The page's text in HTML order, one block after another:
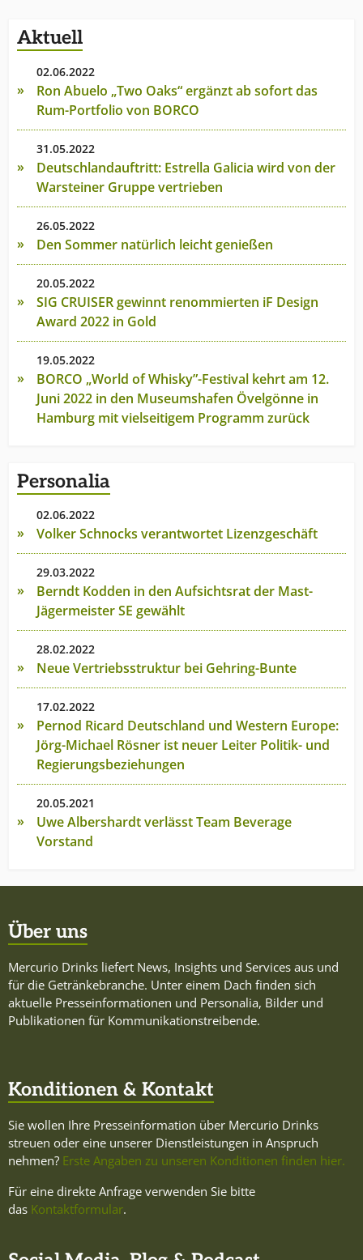
Aktuell
02.06.2022
Ron Abuelo „Two Oaks“ ergänzt ab sofort das
Rum-Portfolio von BORCO
31.05.2022
Deutschlandauftritt: Estrella Galicia wird von der
Warsteiner Gruppe vertrieben
26.05.2022
Den Sommer natürlich leicht genießen
20.05.2022
SIG CRUISER gewinnt renommierten iF Design
Award 2022 in Gold
19.05.2022
BORCO „World of Whisky”-Festival kehrt am 12.
Juni 2022 in den Museumshafen Övelgönne in
Hamburg mit vielseitigem Programm zurück
Personalia
02.06.2022
Volker Schnocks verantwortet Lizenzgeschäft
29.03.2022
Berndt Kodden in den Aufsichtsrat der Mast-
Jägermeister SE gewählt
28.02.2022
Neue Vertriebsstruktur bei Gehring-Bunte
17.02.2022
Pernod Ricard Deutschland und Western Europe:
Jörg-Michael Rösner ist neuer Leiter Politik- und
Regierungsbeziehungen
20.05.2021
Uwe Albershardt verlässt Team Beverage
Vorstand
Über uns
Mercurio Drinks liefert News, Insights und Services aus und
für die Getränkebranche. Unter einem Dach finden sich
aktuelle Presseinformationen und Personalia, Bilder und
Publikationen für Kommunikationstreibende.
Konditionen & Kontakt
Sie wollen Ihre Presseinformation über Mercurio Drinks
streuen oder eine unserer Dienstleistungen in Anspruch
nehmen? Erste Angaben zu unseren Konditionen finden hier.
Für eine direkte Anfrage verwenden Sie bitte
das Kontaktformular.